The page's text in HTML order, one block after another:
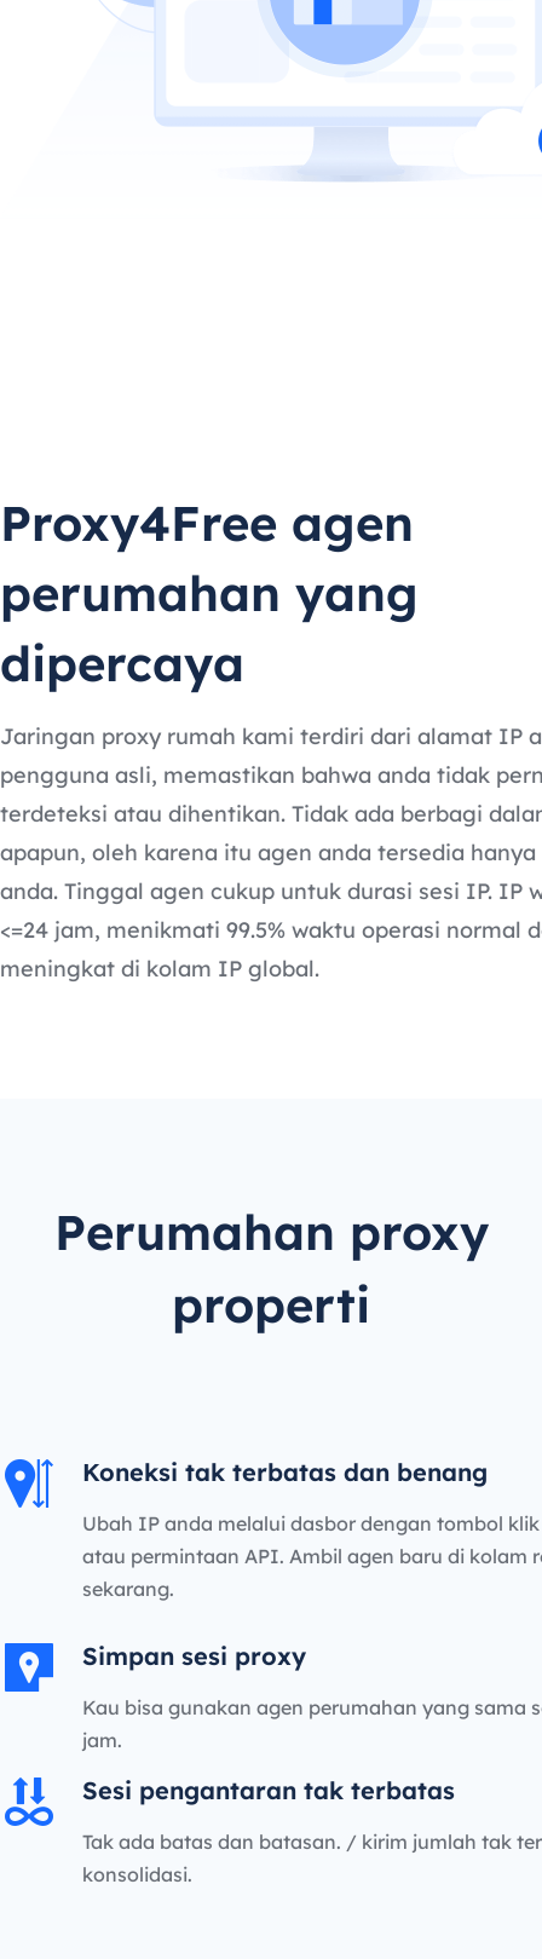
Proxy4Free agen
perumahan yang
dipercaya
Jaringan proxy rumah kami terdiri dari alamat IP
pengguna asli, memastikan bahwa anda tidak
terdeteksi atau dihentikan. Tidak ada berbagi
apapun, oleh karena itu agen anda tersedia
anda. Tinggal agen cukup untuk durasi sesi IP. IP
<=24 jam, menikmati 99.5% waktu operasi normal
meningkat di kolam IP global.
Perumahan proxy
properti
Koneksi tak terbatas dan benang
Ubah IP anda melalui dasbor dengan tombol
atau permintaan API. Ambil agen baru di kolam
sekarang.
Simpan sesi proxy
Kau bisa gunakan agen perumahan yang sama
jam.
Sesi pengantaran tak terbatas
Tak ada batas dan batasan. / kirim jumlah tak
konsolidasi.